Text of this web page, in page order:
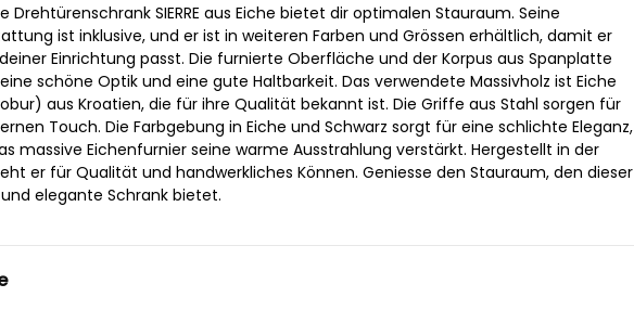
Drehtürenschrank SIERRE aus Eiche bietet dir optimalen Stauraum. Seine
ist inklusive, und er ist in weiteren Farben und Grössen erhältlich, damit er
Einrichtung passt. Die furnierte Oberfläche und der Korpus aus Spanplatte
schöne Optik und eine gute Haltbarkeit. Das verwendete Massivholz ist Eiche
aus Kroatien, die für ihre Qualität bekannt ist. Die Griffe aus Stahl sorgen für
Touch. Die Farbgebung in Eiche und Schwarz sorgt für eine schlichte Eleganz,
massive Eichenfurnier seine warme Ausstrahlung verstärkt. Hergestellt in der
er für Qualität und handwerkliches Können. Geniesse den Stauraum, den dieser
elegante Schrank bietet.